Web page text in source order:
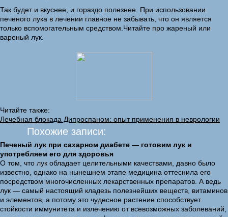
Так будет и вкуснее, и гораздо полезнее. При использовании
печеного лука в лечении главное не забывать, что он является
только вспомогательным средством.Читайте про жареный или
вареный лук.
Читайте также:
Лечебная блокада Дипроспаном: опыт применения в неврологии
Похожие записи:
Печеный лук при сахарном диабете — готовим лук и
употребляем его для здоровья
О том, что лук обладает целительными качествами, давно было
известно, однако на нынешнем этапе медицина оттеснила его
посредством многочисленных лекарственных препаратов. А ведь
лук — самый настоящий кладезь полезнейших веществ, витаминов
и элементов, а потому это чудесное растение способствует
стойкости иммунитета и излечению от всевозможных заболеваний,